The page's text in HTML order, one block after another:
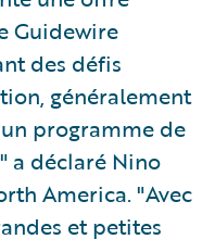
Guidewire
des défis
généralement
programme de
a déclaré Nino
America. "Avec
et petites